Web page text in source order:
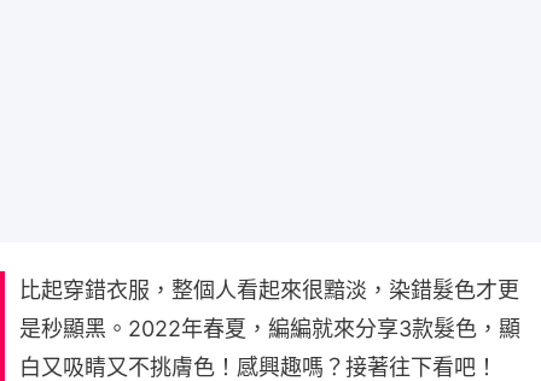
比起穿錯衣服，整個人看起來很黯淡，染錯髮色才更
是秒顯黑。2022年春夏，編編就來分享3款髮色，顯
白又吸睛又不挑膚色！感興趣嗎？接著往下看吧！